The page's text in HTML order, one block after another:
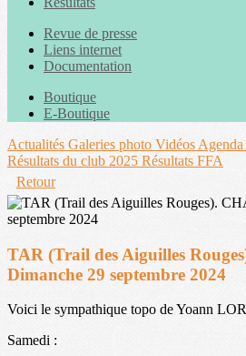
Revue de presse
Liens internet
Documentation
Boutique
E-Boutique
Actualités Galeries photo Vidéos Agenda
Résultats du club 2025 Résultats FFA
Retour
TAR (Trail des Aiguilles
Dimanche 29 septembre 2024
Voici le sympathique topo de Yoann
Samedi :